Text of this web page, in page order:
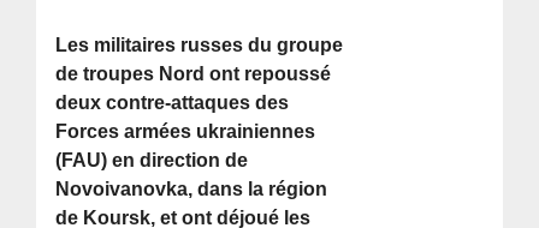
Les militaires russes du groupe
de troupes Nord ont repoussé
deux contre-attaques des
Forces armées ukrainiennes
(FAU) en direction de
Novoivanovka, dans la région
de Koursk, et ont déjoué les